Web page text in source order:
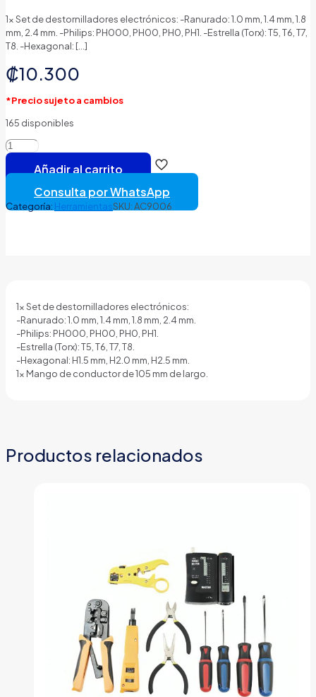
1x Set de destornilladores electrónicos: -Ranurado: 1.0 mm, 1.4 mm, 1.8
mm, 2.4 mm. -Philips: PH000, PH00, PH0, PH1. -Estrella (Torx): T5, T6, T7,
T8. -Hexagonal: […]
₡10.300
*Precio sujeto a cambios
165 disponibles
SET
DE
DESTORNILLADORES
PIEZAS
SPROTEK
Añadir al carrito
Consulta por WhatsApp
Categoría: HerramientasSKU:AC9006
1x Set de destornilladores electrónicos:
-Ranurado: 1.0 mm, 1.4 mm, 1.8 mm, 2.4 mm.
-Philips: PH000, PH00, PH0, PH1.
-Estrella (Torx): T5, T6, T7, T8.
-Hexagonal: H1.5 mm, H2.0 mm, H2.5 mm.
1x Mango de conductor de 105 mm de largo.
Productos relacionados